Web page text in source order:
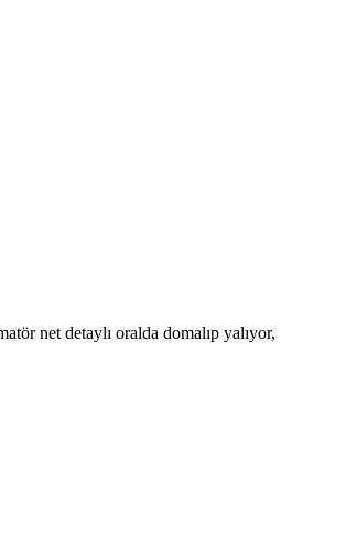
net detaylı oralda domalıp yalıyor,